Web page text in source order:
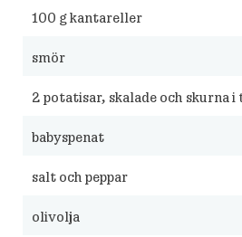
100 g kantareller
smör
2 potatisar, skalade och skurna
babyspenat
salt och peppar
olivolja